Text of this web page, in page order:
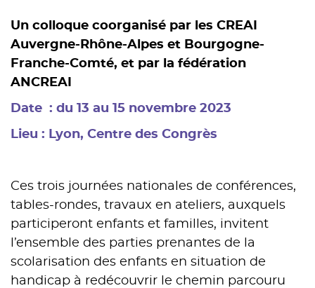
Un colloque coorganisé par les CREAI
Auvergne-Rhône-Alpes et Bourgogne-
Franche-Comté, et par la fédération
ANCREAI
Date : du 13 au 15 novembre 2023
Lieu : Lyon, Centre des Congrès
Ces trois journées nationales de conférences,
tables-rondes, travaux en ateliers, auxquels
participeront enfants et familles, invitent
l’ensemble des parties prenantes de la
scolarisation des enfants en situation de
handicap à redécouvrir le chemin parcouru